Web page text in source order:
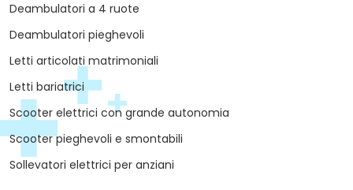
Deambulatori a 4 ruote
Deambulatori pieghevoli
Letti articolati matrimoniali
Letti bariatrici
Scooter elettrici con grande autonomia
Scooter pieghevoli e smontabili
Sollevatori elettrici per anziani